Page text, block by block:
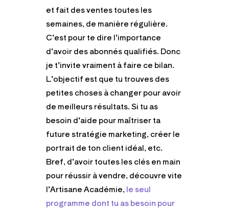
et fait des ventes toutes les
semaines, de manière régulière.
C’est pour te dire l’importance
d’avoir des abonnés qualifiés. Donc
je t’invite vraiment à faire ce bilan.
L’objectif est que tu trouves des
petites choses à changer pour avoir
de meilleurs résultats. Si tu as
besoin d’aide pour maîtriser ta
future stratégie marketing, créer le
portrait de ton client idéal, etc.
Bref, d’avoir toutes les clés en main
pour réussir à vendre, découvre vite
l’Artisane Académie, le seul
programme dont tu as besoin pour